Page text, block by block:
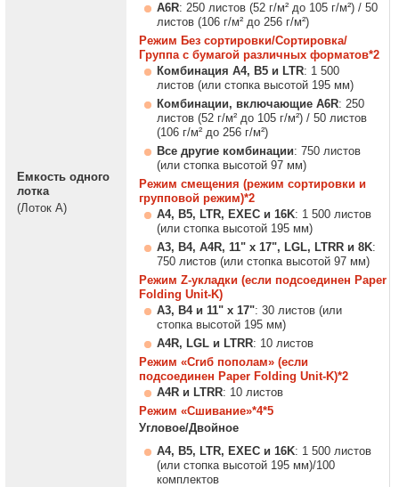
Емкость одного
лотка
(Лоток A)
A6R: 250 листов (52 г/м² до 105 г/м²) / 50
листов (106 г/м² до 256 г/м²)
Режим Без сортировки/Сортировка/
Группа с бумагой различных форматов*2
Комбинация A4, B5 и LTR: 1 500
листов (или стопка высотой 195 мм)
Комбинации, включающие A6R: 250
листов (52 г/м² до 105 г/м²) / 50 листов
(106 г/м² до 256 г/м²)
Все другие комбинации: 750 листов
(или стопка высотой 97 мм)
Режим смещения (режим сортировки и
групповой режим)*2
A4, B5, LTR, EXEC и 16K: 1 500 листов
(или стопка высотой 195 мм)
A3, B4, A4R, 11" x 17", LGL, LTRR и 8K:
750 листов (или стопка высотой 97 мм)
Режим Z-укладки (если подсоединен Paper
Folding Unit-K)
A3, B4 и 11" x 17": 30 листов (или
стопка высотой 195 мм)
A4R, LGL и LTRR: 10 листов
Режим «Сгиб пополам» (если
подсоединен Paper Folding Unit-K)*2
A4R и LTRR: 10 листов
Режим «Сшивание»*4*5
Угловое/Двойное
A4, B5, LTR, EXEC и 16K: 1 500 листов
(или стопка высотой 195 мм)/100
комплектов